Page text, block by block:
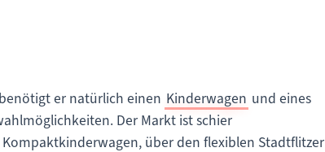
er natürlich einen Kinderwagen und eines
Der Markt ist schier
über den flexiblen Stadtflitzer